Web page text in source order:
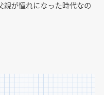
親が憧れになった時代なの